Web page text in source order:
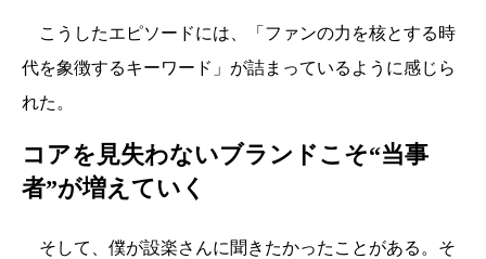
こうしたエピソードには、「ファンの力を核とする時
代を象徴するキーワード」が詰まっているように感じら
れた。
コアを見失わないブランドこそ“当事
者”が増えていく
そして、僕が設楽さんに聞きたかったことがある。そ